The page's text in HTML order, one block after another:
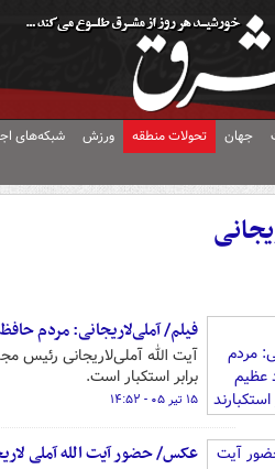
جهان تحولات منطقه ورزش شبکه‌های
فیلم/ آملی‌لاریجانی: مردم
آیت الله آملی‌لاریجانی رئیس
برابر استکبار است.
۱۵ تیر ۰۵ - ۱۴:۵۲
عکس/ حضور آیت الله آملی